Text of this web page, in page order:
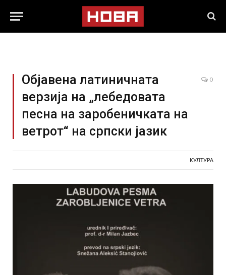
Објавена латиничната
верзија на „лебедовата
песна на заробеничката на
ветрот“ на српски јазик
0
КУЛТУРА